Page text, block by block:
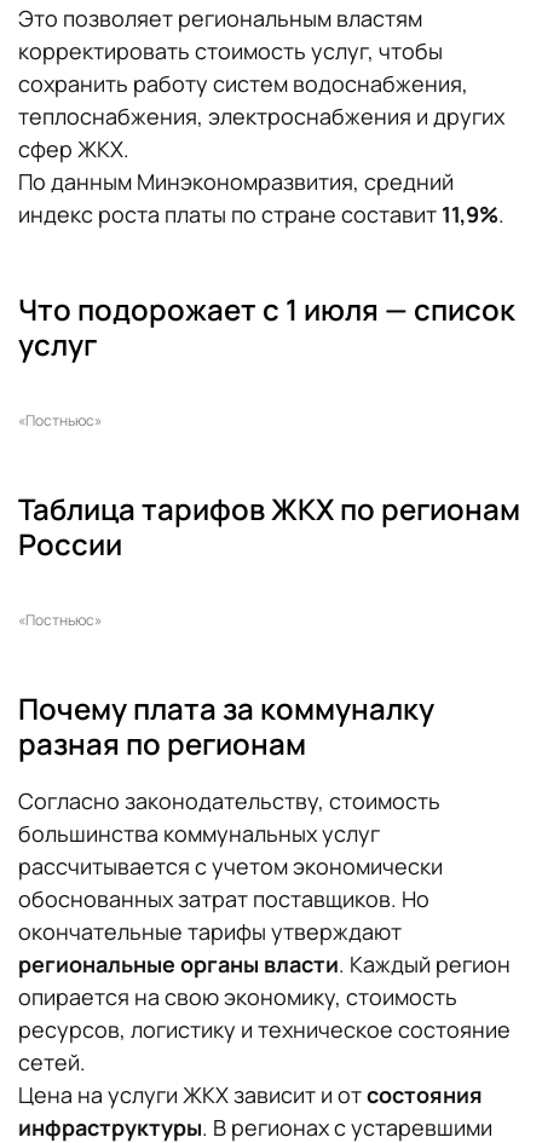
Это позволяет региональным властям
корректировать стоимость услуг, чтобы
сохранить работу систем водоснабжения,
теплоснабжения, электроснабжения и других
сфер ЖКХ.
По данным Минэкономразвития, средний
индекс роста платы по стране составит 11,9%.
Что подорожает с 1 июля — список
услуг
«Постньюс»
Таблица тарифов ЖКХ по регионам
России
«Постньюс»
Почему плата за коммуналку
разная по регионам
Согласно законодательству, стоимость
большинства коммунальных услуг
рассчитывается с учетом экономически
обоснованных затрат поставщиков. Но
окончательные тарифы утверждают
региональные органы власти. Каждый регион
опирается на свою экономику, стоимость
ресурсов, логистику и техническое состояние
сетей.
Цена на услуги ЖКХ зависит и отсостояния
инфраструктуры. В регионах с устаревшими